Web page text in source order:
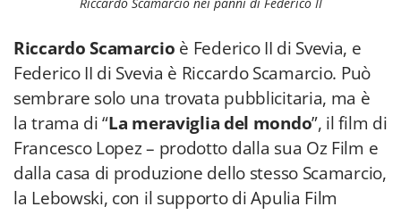
Riccardo Scamarcio è Federico II di Svevia, e
Federico II di Svevia è Riccardo Scamarcio. Può
sembrare solo una trovata pubblicitaria, ma è
la trama di “La meraviglia del mondo”, il film di
Francesco Lopez – prodotto dalla sua Oz Film e
dalla casa di produzione dello stesso Scamarcio,
la Lebowski, con il supporto di Apulia Film